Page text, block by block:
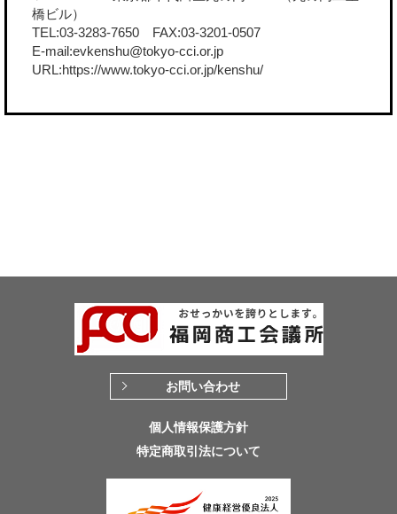
橋ビル）
TEL:03-3283-7650 FAX:03-3201-0507
E-mail:evkenshu@tokyo-cci.or.jp
URL:https://www.tokyo-cci.or.jp/kenshu/
お問い合わせ
個人情報保護方針
特定商取引法について